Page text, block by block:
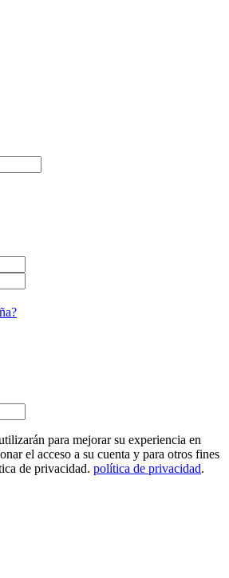
para mejorar su experiencia en
el acceso a su cuenta y para otros fines
de privacidad. política de privacidad.